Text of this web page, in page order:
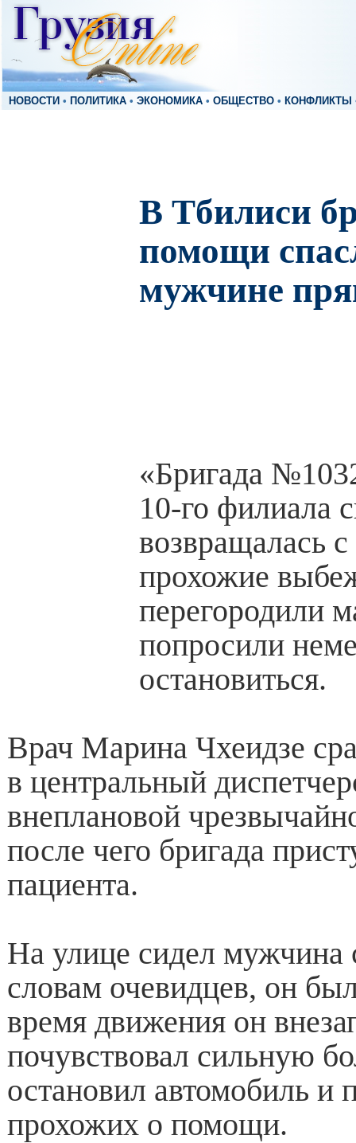
НОВОСТИ • ПОЛИТИКА • ЭКОНОМИКА • ОБЩЕСТВО • КОНФЛИКТЫ
В Тбилиси
помощи
мужчине
«Бригада
10-го филиала
возвращалась
прохожие
перегородили
попросили
остановиться.
Врач Марина Чхеидзе
в центральный
внеплановой
после чего бригада
пациента.
На улице сидел мужчина
словам очевидцев, он
время движения он
почувствовал сильную
остановил автомобиль и
прохожих о помощи.